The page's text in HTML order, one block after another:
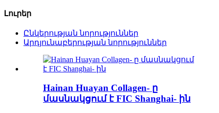
Լուրեր
Ընկերության նորություններ
Արդյունաբերության նորություններ
Hainan Huayan Collagen- ը
մասնակցում է FIC Shanghai- ին